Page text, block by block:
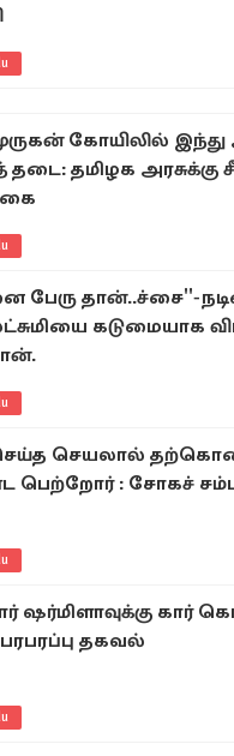
கோயிலில்
தடை: தமிழக அரசுக்கு
பேரு தான்..ச்சை''-
கடுமையாக
செயலால்
: சோகச்
ஷர்மிளாவுக்கு கார்
தகவல்